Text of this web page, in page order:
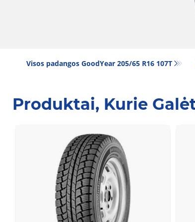
Visos padangos GoodYear 205/65 R16 107T
Produktai, Kurie